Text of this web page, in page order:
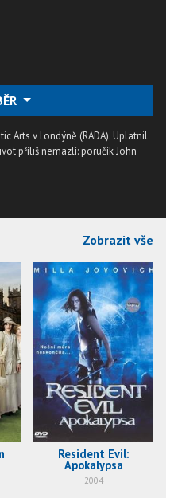
Arts v Londýně (RADA). Uplatnil
příliš nemazlí: poručík John
Zobrazit vše
Resident Evil:
Apokalypsa
2004